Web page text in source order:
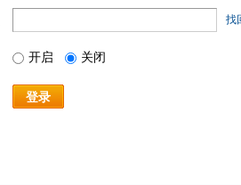
找
开启 关闭
登录